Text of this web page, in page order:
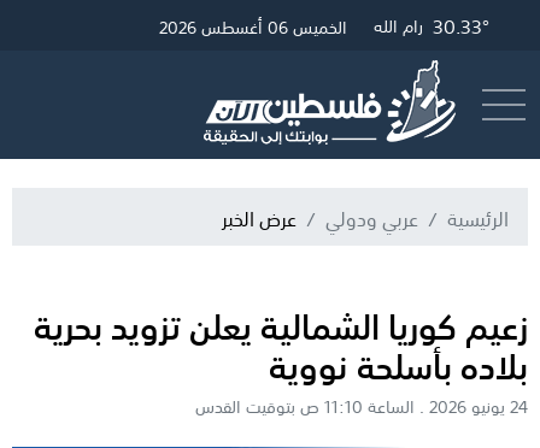
32.69° غزة 30.57° القدس 30.33° رام الله 29.42° الخليل الخميس 06 أغسطس 2026
الرئيسية عربي ودولي عرض الخبر
زعيم كوريا الشمالية يعلن تزويد بحرية
بلاده بأسلحة نووية
24 يونيو 2026 . الساعة 11:10 ص بتوقيت القدس